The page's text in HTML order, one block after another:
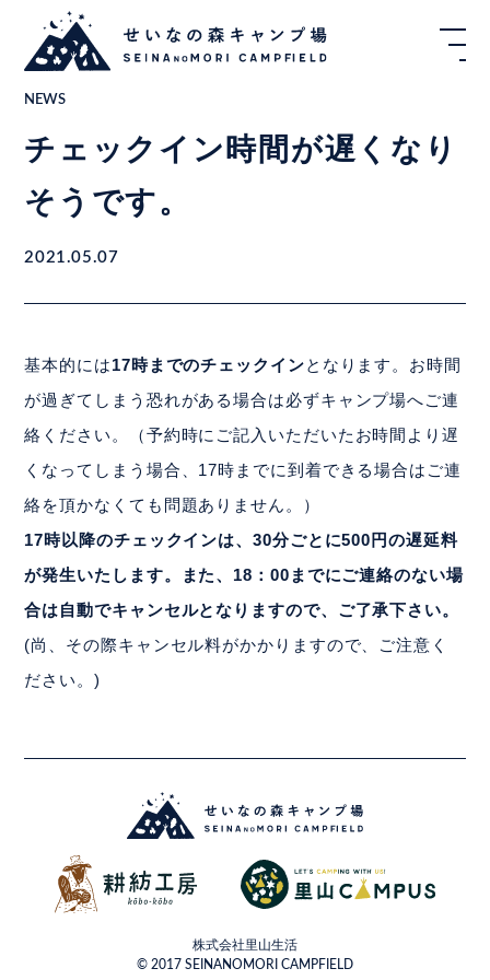
NEWS
チェックイン時間が遅くなり
そうです。
2021.05.07
基本的には17時までのチェックインとなります。お時間
が過ぎてしまう恐れがある場合は必ずキャンプ場へご連
絡ください。（予約時にご記入いただいたお時間より遅
くなってしまう場合、17時までに到着できる場合はご連
絡を頂かなくても問題ありません。）
17時以降のチェックインは、30分ごとに500円の遅延料
が発生いたします。また、18：00までにご連絡のない場
合は自動でキャンセルとなりますので、ご了承下さい。
(尚、その際キャンセル料がかかりますので、ご注意く
ださい。)
株式会社里山生活
© 2017 SEINANOMORI CAMPFIELD